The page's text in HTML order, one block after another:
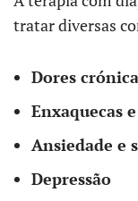
tratar diversas
Dores
Enxaquecas
Ansiedade e
Depressão